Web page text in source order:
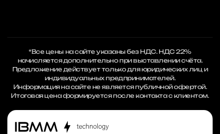
*Все цены на сайте указаны без НДС. НДС 22%
начисляется дополнительно при выставлении счёта.
Предложение действует только для юридических лиц и
индивидуальных предпринимателей.
Информация на сайте не является публичной офертой.
Итоговая цена формируется после контакта с клиентом.